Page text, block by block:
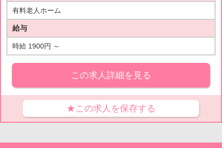
有料老人ホーム
給与
時給 1900円 ～
この求人詳細を見る
★この求人を保存する